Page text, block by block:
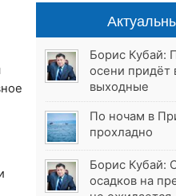
Борис Кубай:
осени придёт
выходные
По ночам в
прохладно
Борис Кубай:
осадков на